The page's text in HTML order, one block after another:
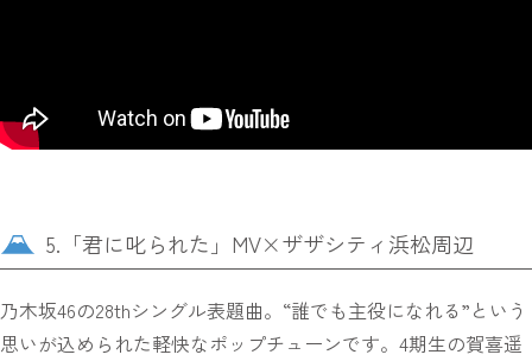
5.「君に叱られた」MV×ザザシティ浜松周辺
乃木坂46の28thシングル表題曲。“誰でも主役になれる”という
思いが込められた軽快なポップチューンです。4期生の賀喜遥